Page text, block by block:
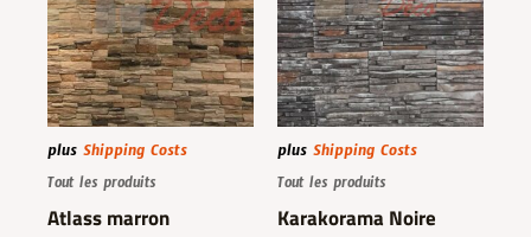
plus Shipping Costs
Tout les produits
Atlass marron
plus Shipping Costs
Tout les produits
Karakorama Noire